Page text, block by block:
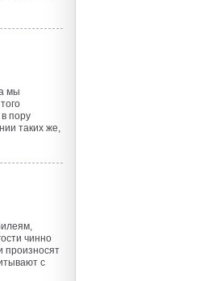
мы
пору
таких же,
чинно
произносят
с